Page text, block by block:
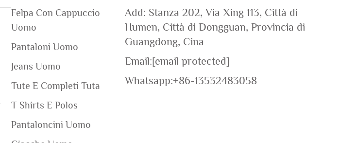
Felpa Con Cappuccio
Uomo
Pantaloni Uomo
Jeans Uomo
Tute E Completi Tuta
T Shirts E Polos
Pantaloncini Uomo
Add: Stanza 202, Via Xing 113, Città di
Humen, Città di Dongguan, Provincia di
Guangdong, Cina
Email:[email protected]
Whatsapp:+86-13532483058